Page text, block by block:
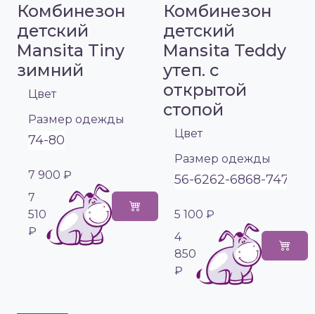
Комбинезон
детский
Mansita Tiny
зимний
Цвет
Размер одежды
74-80
7 900 ₽
7
510
₽
Комбинезон
детский
Mansita Teddy
утеп. с
открытой
стопой
Цвет
Размер одежды
56-6262-6868-7474-
5 100 ₽
4
850
₽